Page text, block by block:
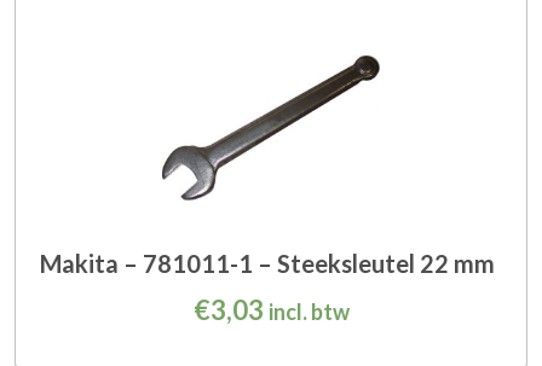
Makita – 781011-1 – Steeksleutel 22 mm
€3,03 incl. btw